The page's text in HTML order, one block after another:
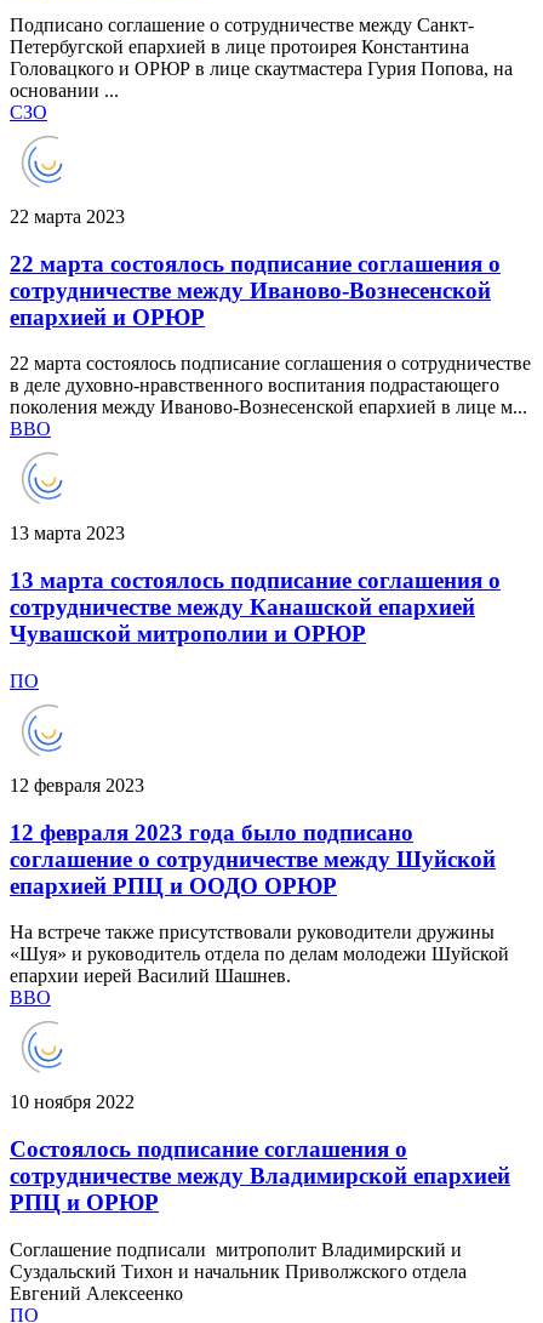
Подписано соглашение о сотрудничестве между Санкт-
Петербугской епархией в лице протоирея Константина
Головацкого и ОРЮР в лице скаутмастера Гурия Попова, на
основании ...
СЗО
22 марта 2023
22 марта состоялось подписание соглашения о
сотрудничестве между Иваново-Вознесенской
епархией и ОРЮР
22 марта состоялось подписание соглашения о сотрудничестве
в деле духовно-нравственного воспитания подрастающего
поколения между Иваново-Вознесенской епархией в лице м...
ВВО
13 марта 2023
13 марта состоялось подписание соглашения о
сотрудничестве между Канашской епархией
Чувашской митрополии и ОРЮР
ПО
12 февраля 2023
12 февраля 2023 года было подписано
соглашение о сотрудничестве между Шуйской
епархией РПЦ и ООДО ОРЮР
На встрече также присутствовали руководители дружины
«Шуя» и руководитель отдела по делам молодежи Шуйской
епархии иерей Василий Шашнев.
ВВО
10 ноября 2022
Состоялось подписание соглашения о
сотрудничестве между Владимирской епархией
РПЦ и ОРЮР
Соглашение подписали митрополит Владимирский и
Суздальский Тихон и начальник Приволжского отдела
Евгений Алексеенко
ПО